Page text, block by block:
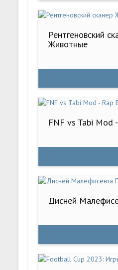
Рентгеновский
Животные
FNF vs Tabi Mod
Дисней